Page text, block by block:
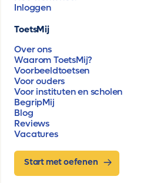
Inloggen
ToetsMij
Over ons
Waarom ToetsMij?
Voorbeeldtoetsen
Voor ouders
Voor instituten en scholen
BegripMij
Blog
Reviews
Vacatures
Start met oefenen